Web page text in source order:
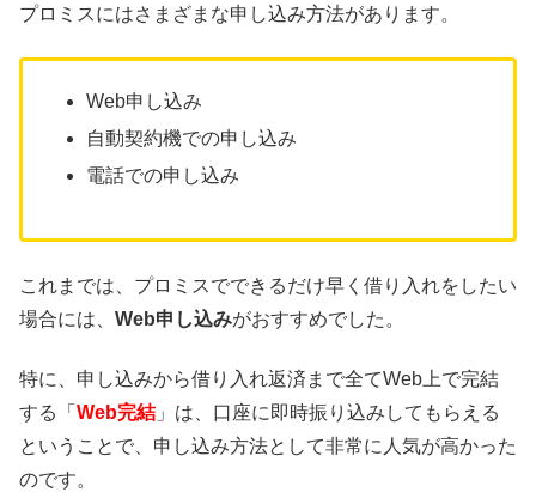
プロミスにはさまざまな申し込み方法があります。
Web申し込み
自動契約機での申し込み
電話での申し込み
これまでは、プロミスでできるだけ早く借り入れをしたい
場合には、 Web申し込みがおすすめでした。
特に、申し込みから借り入れ返済まで全てWeb上で完結
する「 Web完結 」は、口座に即時振り込みしてもらえる
ということで、申し込み方法として非常に人気が高かった
のです。